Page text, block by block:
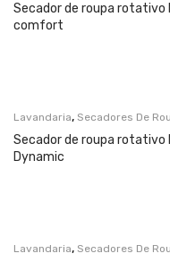
Secador de roupa rotativo
comfort
Lavandaria, Secadores De
Secador de roupa rotativo
Dynamic
Lavandaria, Secadores De